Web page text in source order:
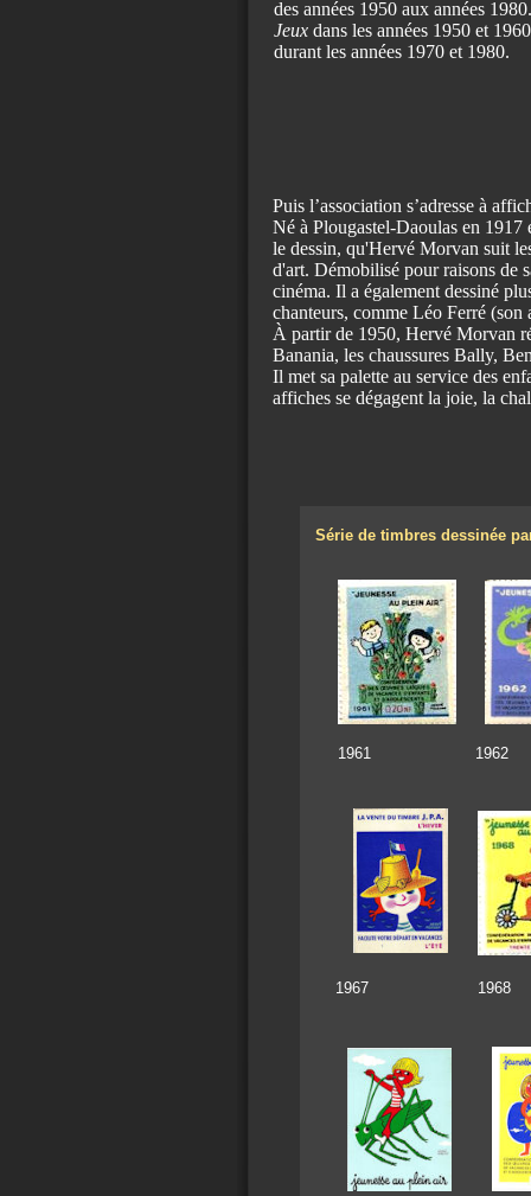
des années 1950 aux années
Jeux dans les années 1950 et
durant les années 1970 et 1980.
Puis l’association s’adresse à
Né à Plougastel-Daoulas en 1917
le dessin, qu'Hervé Morvan suit
d'art. Démobilisé pour raisons de
cinéma. Il a également dessiné
chanteurs, comme Léo Ferré
À partir de 1950, Hervé Morvan
Banania, les chaussures Bally,
Il met sa palette au service des
affiches se dégagent la joie, la
Série de timbres dessinée
1961
1967